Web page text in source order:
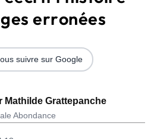
erronées
Mathilde Grattepanche
Abondance
suivre sur Google